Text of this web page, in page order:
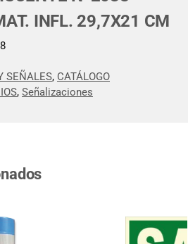
INFL. 29,7X21 CM
SEÑALES, CATÁLOGO
, Señalizaciones